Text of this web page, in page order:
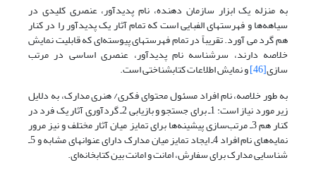
به منزله یک ابزار سازمان دهنده، نام پدیدآور، عنصری کلیدی در
سیاهه‌ها و فهرستهای الفبایی است که تمام آثار یک پدیدآور را در کنار
هم گرد می آورد. تقریباً در تمام فهرستهای پیوسته‌ای که قابلیت نمایش
خلاصه دارند، سرشناسه نام پدیدآور، عنصری اساسی در مرتب
سازی[46]
و نمایش اطلاعات کتابشناختی است.
به طور خلاصه، نام افراد مسئول محتوای فکری/ هنری مدارک، به دلایل
زیر مورد نیاز است: 1ـ برای جستجو و بازیابی 2ـ گردآوری آثار یک فرد در
کنار هم 3ـ مرتب‌سازی پیشینه‌ها برای تمایز میان آثار مختلف و نیز مرور
نمایه‌های نام افراد 4ـ ایجاد تمایز میان مدارک دارای عنوانهای مشابه و 5ـ
شناسایی مدارک برای سفارش، امانت و امانت بین کتابخانه‌ای.